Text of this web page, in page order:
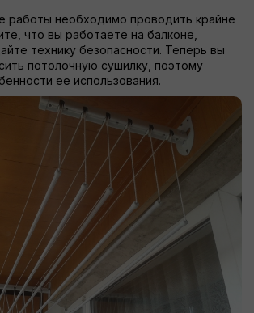
работы необходимо проводить крайне
что вы работаете на балконе,
технику безопасности. Теперь вы
потолочную сушилку, поэтому
ее использования.